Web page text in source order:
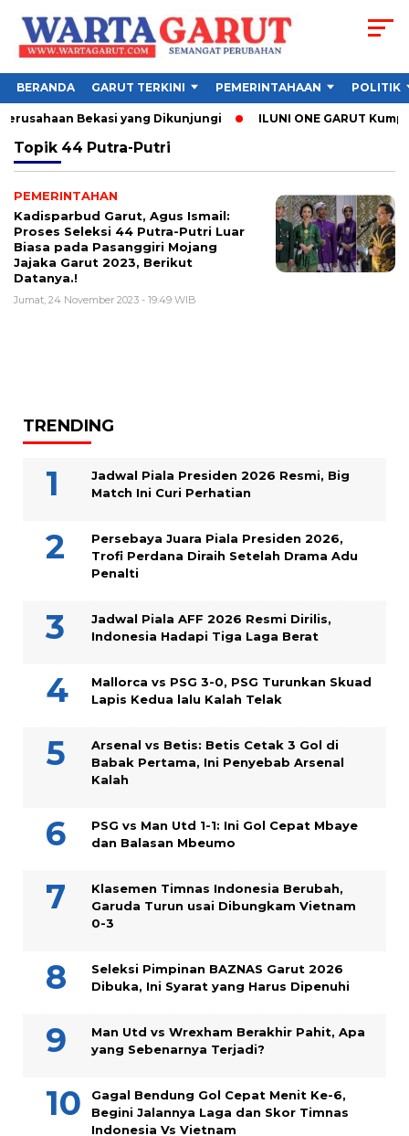
BERANDA GARUT TERKINI PEMERINTAHAAN POLITIK
Bekasi yang Dikunjungi ILUNI ONE GARUT
Topik 44 Putra-Putri
PEMERINTAHAN
Kadisparbud Garut, Agus Ismail:
Proses Seleksi 44 Putra-Putri Luar
Biasa pada Pasanggiri Mojang
Jajaka Garut 2023, Berikut
Datanya.!
Jumat, 24 November 2023 - 19:49 WIB
TRENDING
Jadwal Piala Presiden 2026 Resmi, Big
Match Ini Curi Perhatian
Persebaya Juara Piala Presiden 2026,
Trofi Perdana Diraih Setelah Drama Adu
Penalti
Jadwal Piala AFF 2026 Resmi Dirilis,
Indonesia Hadapi Tiga Laga Berat
Mallorca vs PSG 3-0, PSG Turunkan Skuad
Lapis Kedua lalu Kalah Telak
Arsenal vs Betis: Betis Cetak 3 Gol di
Babak Pertama, Ini Penyebab Arsenal
Kalah
PSG vs Man Utd 1-1: Ini Gol Cepat Mbaye
dan Balasan Mbeumo
Klasemen Timnas Indonesia Berubah,
Garuda Turun usai Dibungkam Vietnam
0-3
Seleksi Pimpinan BAZNAS Garut 2026
Dibuka, Ini Syarat yang Harus Dipenuhi
Man Utd vs Wrexham Berakhir Pahit, Apa
yang Sebenarnya Terjadi?
Gagal Bendung Gol Cepat Menit Ke-6,
Begini Jalannya Laga dan Skor Timnas
Indonesia Vs Vietnam